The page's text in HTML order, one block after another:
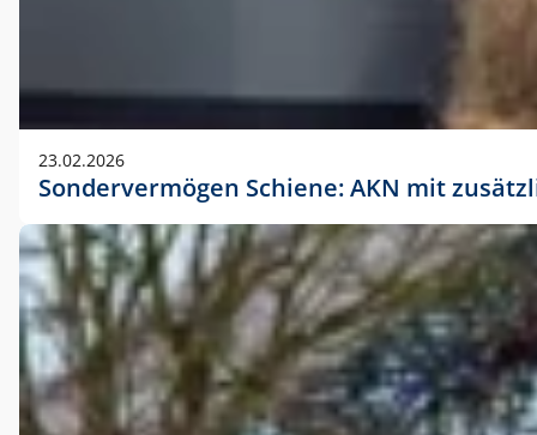
23.02.2026
Sondervermögen Schiene: AKN mit